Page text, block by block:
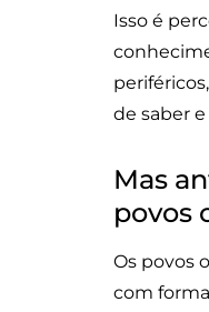
Isso é
de saber e
Mas
povos
Os povos
com